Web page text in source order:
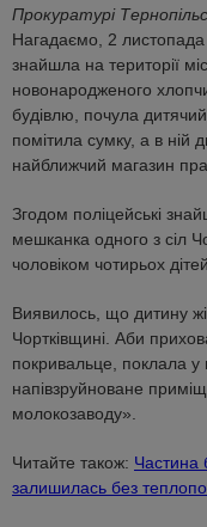
Прокуратурі
Нагадаємо, 2
знайшла на території
новонародженого
будівлю, почула
помітила сумку, а в ній
найближчий магазин
Згодом поліцейські
мешканка одного з сіл
чоловіком чотирьох дітей.
Виявилось, що дитину
Чортківщині. Аби
покривальце, поклала у
напівзруйноване
молокозаводу».
Читайте також: Частина
залишилась без